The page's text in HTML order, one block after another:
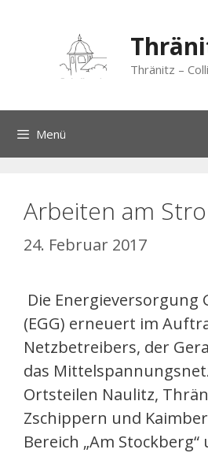
springen
Thränitz –
Menü
Arbeiten am
24. Februar 2017
Die Energieversorgung
(EGG) erneuert im
Netzbetreibers, der
das
Ortsteilen Naulitz,
Zschippern und
Bereich „Am Stockberg“